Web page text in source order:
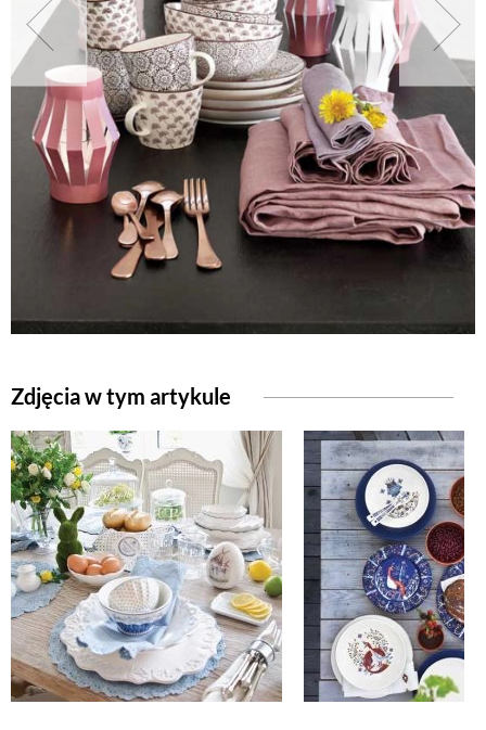
Zdjęcia w tym artykule
NATURALNIE
URODA
NATURALNA APTECZKA
DLA DOMU
EKO ŻYCIE
PRZYRODA
ZWIERZĘTA DOMOWE
ZWIERZĘTA W NATURZE
GRZYBY
KRAJOBRAZ